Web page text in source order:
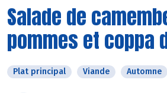
Salade de
pommes et coppa
Plat principal Viande Automne